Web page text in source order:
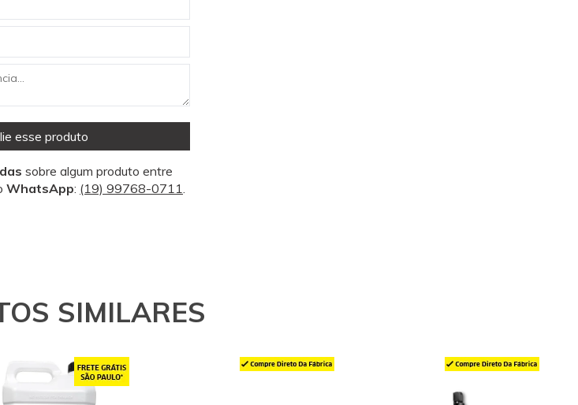
esse produto
sobre algum produto entre
WhatsApp: (19) 99768-0711.
SIMILARES